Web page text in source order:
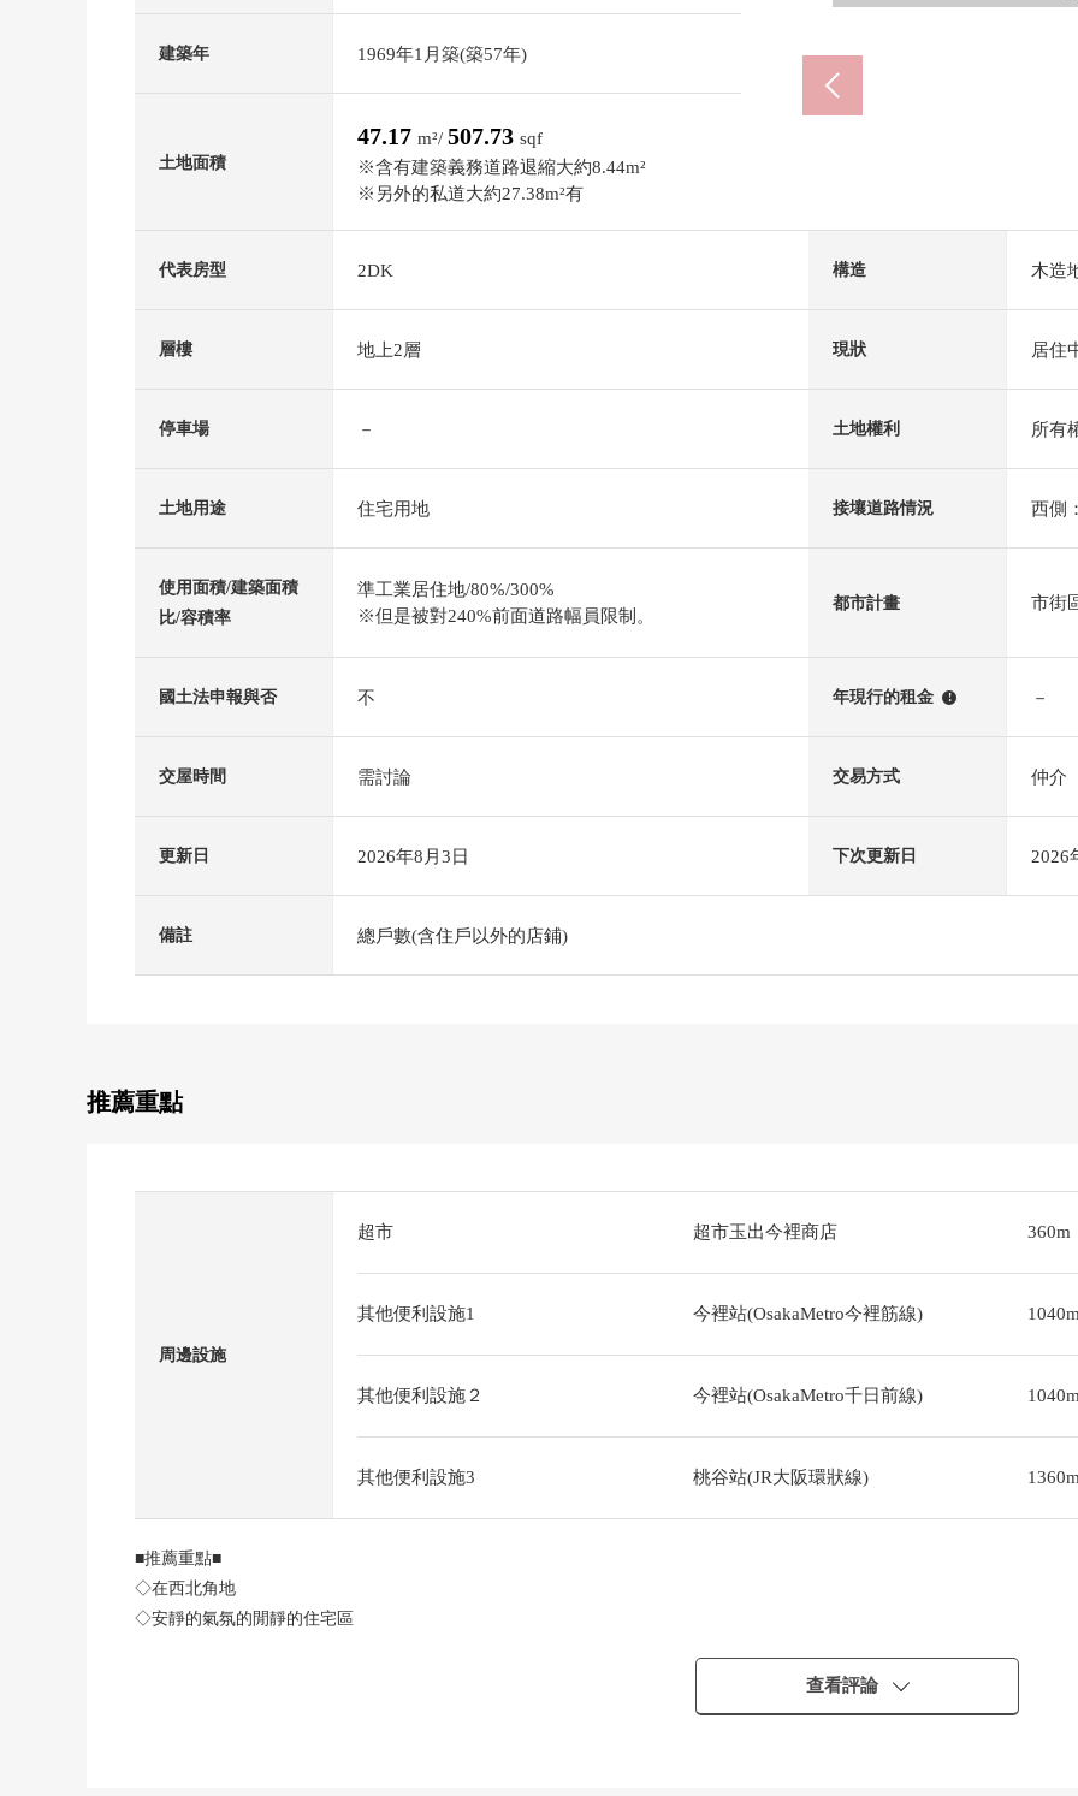
建築年 1969年1月築(築57年)
土地面積
47.17 m²/ 507.73 sqf
※含有建築義務道路退縮大約8.44m²
※另外的私道大約27.38m²有
代表房型 2DK 構造 木造
層樓 地上2層 現狀 居住
停車場 － 土地權利 所有
土地用途 住宅用地 接壤道路情況 西側
使用面積/建築面積
比/容積率
準工業居住地/80%/300%
※但是被對240%前面道路幅員限制。
都市計畫 市街
國土法申報與否 不 年現行的租金 ! －
交屋時間 需討論 交易方式 仲介
更新日 2026年8月3日 下次更新日 2026
備註 總戶數(含住戶以外的店鋪)
推薦重點
周邊設施
超市 超市玉出今裡商店 360m
其他便利設施1 今裡站(OsakaMetro今裡筋線) 1040m
其他便利設施２ 今裡站(OsakaMetro千日前線) 1040m
其他便利設施3 桃谷站(JR大阪環狀線) 1360m
■推薦重點■
◇在西北角地
◇安靜的氣氛的閒靜的住宅區
查看評論